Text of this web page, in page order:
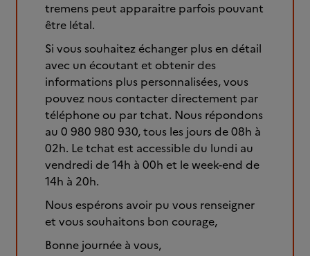
tremens peut apparaitre parfois pouvant
être létal.
Si vous souhaitez échanger plus en détail
avec un écoutant et obtenir des
informations plus personnalisées, vous
pouvez nous contacter directement par
téléphone ou par tchat. Nous répondons
au 0 980 980 930, tous les jours de 08h à
02h. Le tchat est accessible du lundi au
vendredi de 14h à 00h et le week-end de
14h à 20h.
Nous espérons avoir pu vous renseigner
et vous souhaitons bon courage,
Bonne journée à vous,